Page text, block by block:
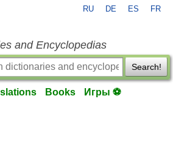
RU DE ES FR
and Encyclopedias
Search!
Books Игры ⚽